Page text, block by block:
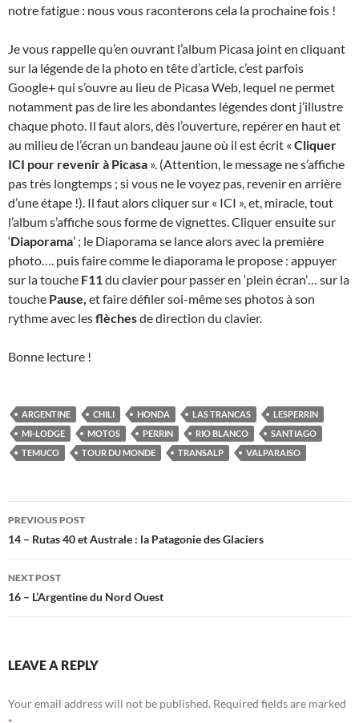
notre fatigue : nous vous raconterons cela la prochaine fois !
Je vous rappelle qu’en ouvrant l’album Picasa joint en cliquant
sur la légende de la photo en tête d’article, c’est parfois
Google+ qui s’ouvre au lieu de Picasa Web, lequel ne permet
notamment pas de lire les abondantes légendes dont j’illustre
chaque photo. Il faut alors, dès l’ouverture, repérer en haut et
au milieu de l’écran un bandeau jaune où il est écrit « Cliquer
ICI pour revenir à Picasa ». (Attention, le message ne s’affiche
pas très longtemps ; si vous ne le voyez pas, revenir en arrière
d’une étape !). Il faut alors cliquer sur « ICI », et, miracle, tout
l’album s’affiche sous forme de vignettes. Cliquer ensuite sur
‘Diaporama’ ; le Diaporama se lance alors avec la première
photo…. puis faire comme le diaporama le propose : appuyer
sur la touche F11du clavier pour passer en ‘plein écran’… sur la
touche Pause, et faire défiler soi-même ses photos à son
rythme avec lesflèchesde direction du clavier.
Bonne lecture !
ARGENTINE CHILI HONDA LAS TRANCAS
LESPERRIN
MI-LODGE
MOTOS PERRIN RIO BLANCO
SANTIAGO
TEMUCO
TOUR DU MONDE TRANSALP VALPARAISO
Post
navigation
PREVIOUS POST
14 – Rutas 40 et Australe : la Patagonie des Glaciers
NEXT POST
16 – L’Argentine du Nord Ouest
LEAVE A REPLY
Your email address will not be published. Required fields are marked